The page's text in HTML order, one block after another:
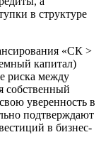
в структуре
«СК >
капитал)
риска между
собственный
уверенность в
подтверждают
в бизнес-